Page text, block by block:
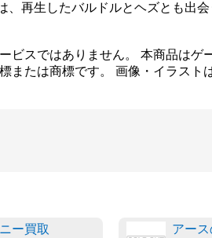
再生したバルドルとヘズとも出会
ビスではありません。 本商品はゲ
または商標です。 画像・イラスト
ー買取 アー